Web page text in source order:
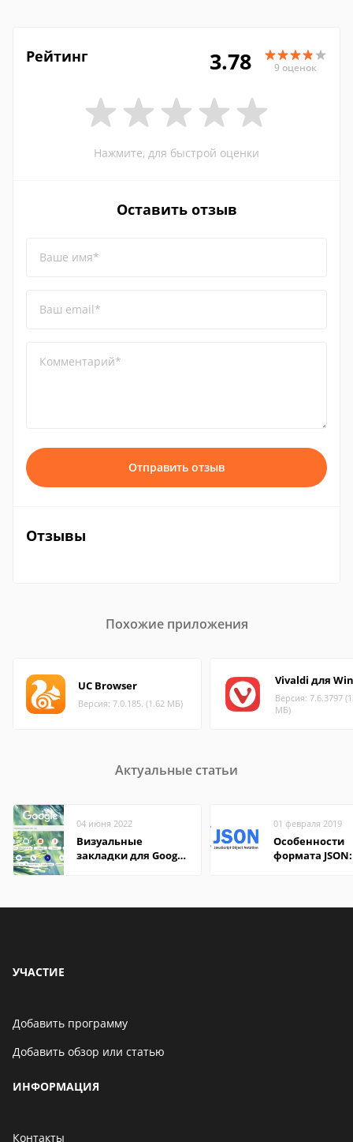
Рейтинг 3.78 9 оценок
Нажмите, для быстрой оценки
Оставить отзыв
Ваше имя*
Ваш email*
Комментарий*
Отправить отзыв
Отзывы
Похожие приложения
UC Browser
Версия: 7.0.185. (1.62 МБ)
Vivaldi для
Версия: 7.6.3797
МБ)
Актуальные статьи
04 июня 2022
Визуальные
закладки для Google
01 февраля 2019
Особенности
формата
УЧАСТИЕ
Добавить программу
Добавить обзор или статью
ИНФОРМАЦИЯ
Контакты